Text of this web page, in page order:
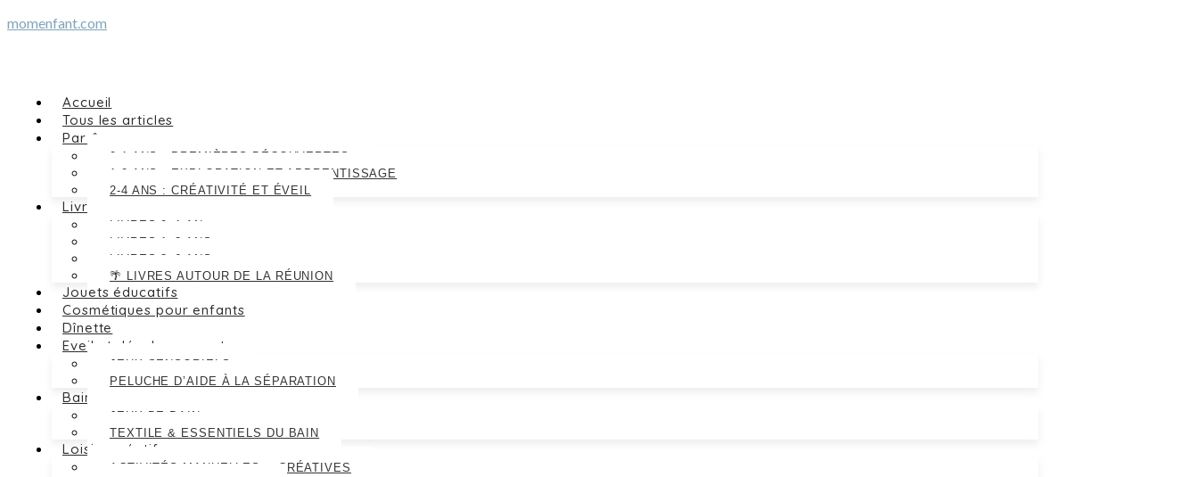
Skip
momenfant.com
Accueil
Tous les articles
Par âge
0-1 ANS : PREMIÈRES DÉCOUVERTES
1-2 ANS : EXPLORATION ET APPRENTISSAGE
2-4 ANS : CRÉATIVITÉ ET ÉVEIL
Livres
LIVRES 0–1 AN
LIVRES 1–3 ANS
LIVRES 3–6 ANS
🌴 LIVRES AUTOUR DE LA RÉUNION
Jouets éducatifs
Cosmétiques pour enfants
Dînette
Eveil et développement
JEUX SENSORIELS
PELUCHE D’AIDE À LA SÉPARATION
Bain
JEUX DE BAIN
TEXTILE & ESSENTIELS DU BAIN
Loisirs créatifs
ACTIVITÉS MANUELLES & CRÉATIVES